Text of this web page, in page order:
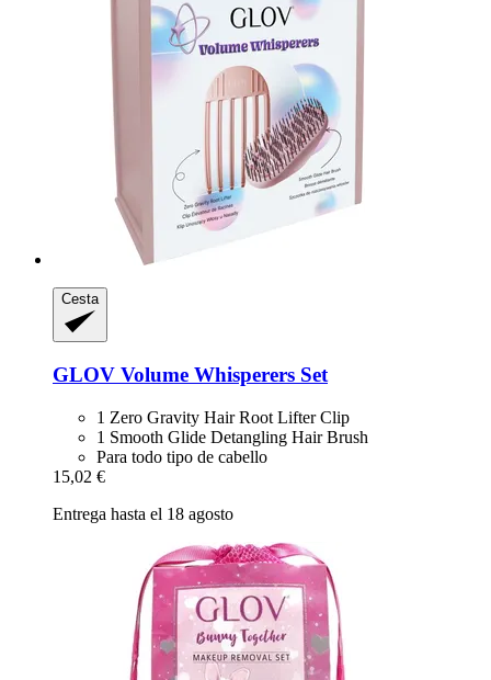
Cesta
GLOV Volume Whisperers Set
1 Zero Gravity Hair Root Lifter Clip
1 Smooth Glide Detangling Hair Brush
Para todo tipo de cabello
15,02 €
Entrega hasta el 18 agosto